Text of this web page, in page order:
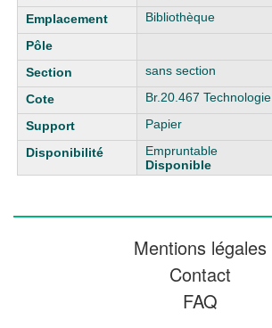
Bibliothèque
sans section
Br.20.467 Technologie
Papier
Empruntable
Disponible
Mentions légales
Contact
FAQ